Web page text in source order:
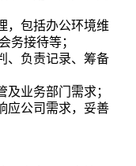
，包括办公环境维
务接待等；
、负责记录、筹备
业务部门需求；
应公司需求，妥善